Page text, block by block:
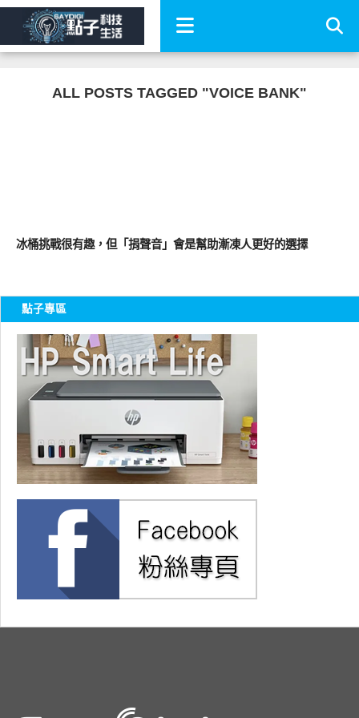
ALL POSTS TAGGED "VOICE BANK"
冰桶挑戰很有趣，但「捐聲音」會是幫助漸凍人更好的選擇
點子專區